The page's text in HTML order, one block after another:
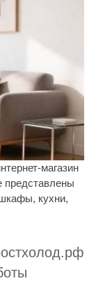
магазин
представлены
кухни,